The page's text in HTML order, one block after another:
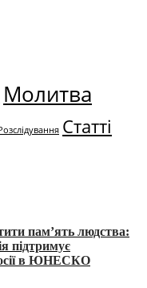
Молитва
Статті
пам’ять людства:
підтримує
в ЮНЕСКО